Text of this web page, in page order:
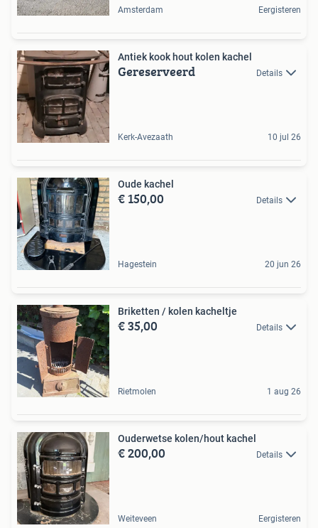
Amsterdam Eergisteren
Antiek kook hout kolen kachel
Gereserveerd Details
Kerk-Avezaath 10 jul 26
Oude kachel
€ 150,00 Details
Hagestein 20 jun 26
Briketten / kolen kacheltje
€ 35,00 Details
Rietmolen 1 aug 26
Ouderwetse kolen/hout kachel
€ 200,00 Details
Weiteveen Eergisteren